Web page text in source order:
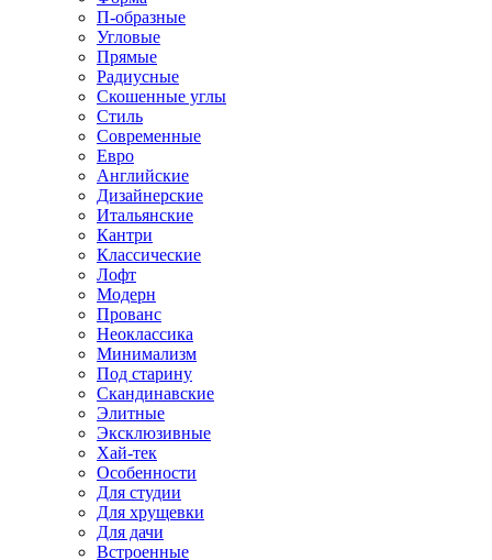
П-образные
Угловые
Прямые
Радиусные
Скошенные углы
Стиль
Современные
Евро
Английские
Дизайнерские
Итальянские
Кантри
Классические
Лофт
Модерн
Прованс
Неоклассика
Минимализм
Под старину
Скандинавские
Элитные
Эксклюзивные
Хай-тек
Особенности
Для студии
Для хрущевки
Для дачи
Встроенные